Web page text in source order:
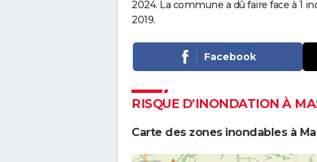
2024. La commune a dû faire face à 1
2019.
Facebook
RISQUE D’INONDATION À
Carte des zones inondables à